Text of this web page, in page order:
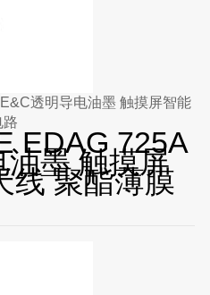
透明导电油墨 触摸屏智能
路
EDAG 725A
墨 触摸屏
线 聚酯薄膜